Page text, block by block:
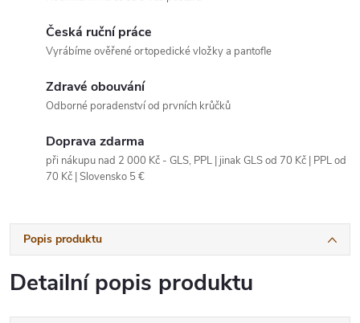
Česká ruční práce
Vyrábíme ověřené ortopedické vložky a pantofle
Zdravé obouvání
Odborné poradenství od prvních krůčků
Doprava zdarma
při nákupu nad 2 000 Kč - GLS, PPL | jinak GLS od 70 Kč | PPL od
70 Kč | Slovensko 5 €
Popis produktu
Detailní popis produktu